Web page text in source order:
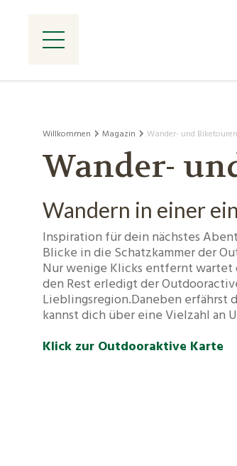
Willkommen Magazin Wander- und
Wander-
Wandern in einer
Inspiration für dein nächstes
Blicke in die Schatzkammer der
Nur wenige Klicks entfernt wartet
den Rest erledigt der
Lieblingsregion.Daneben erfährst
kannst dich über eine Vielzahl an
Klick zur Outdooraktive Karte